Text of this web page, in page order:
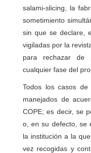
salami-slicing, la
sometimiento
sin que se declare,
vigiladas por la
para rechazar de
cualquier fase del
Todos los casos de
manejados de
COPE; es decir, se
o, en su defecto, se
la institución a la
vez recogidas y